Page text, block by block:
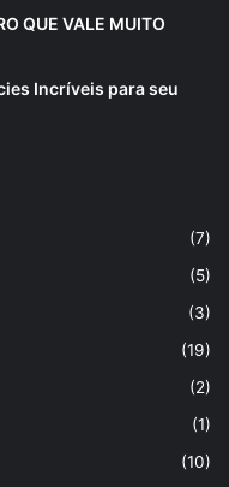
QUE VALE MUITO
Incríveis para seu
(7)
(5)
(3)
(19)
(2)
(1)
(10)